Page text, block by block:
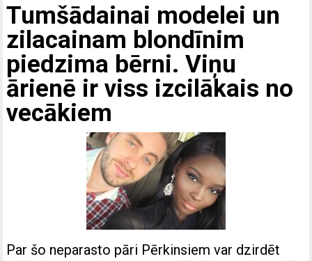
Tumšādainai modelei un
zilacainam blondīnim
piedzima bērni. Viņu
ārienē ir viss izcilākais no
vecākiem
Par šo neparasto pāri Pērkinsiem var dzirdēt